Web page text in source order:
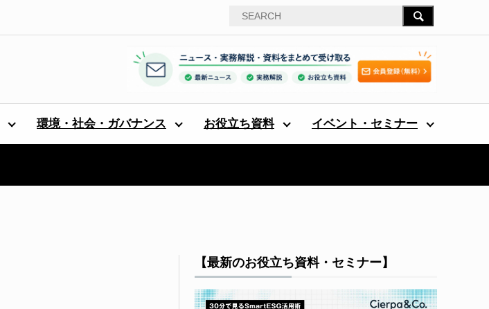
環境・社会・ガバナンス お役立ち資料 イベント・セミナー
【最新のお役立ち資料・セミナー】